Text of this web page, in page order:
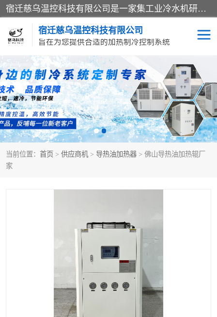
宿迁慈乌温控科技有限公司是一家集工业冷水机研发、制造、营销、服务于一体的技术生产型企业，经营范围包括：冷水机、螺杆式冷水机组、工业冷水机、水冷式冷水机、风冷式冷水机组、风冷螺杆式冷冻机组、冷冻机、注塑专用冷水机、混泥土专用冷水机、低温防爆冷水机组等。专业温控设备供应商 模温机/冷水机/导热油炉定制服务等
宿迁慈乌温控科技有限公司
旨在为您提供合适的加热制冷控制系统
当前位置： 首页 > 供应商机 > 导热油加热器 > 佛山导热油加热辊厂
家
冷水机 模温机
导热油加热器